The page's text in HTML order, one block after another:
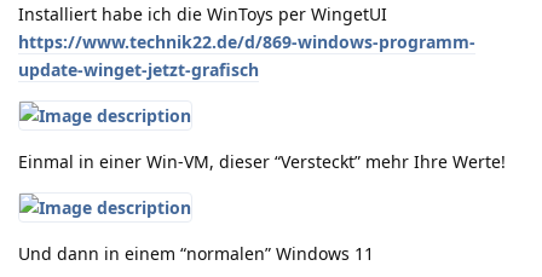
Installiert habe ich die WinToys per WingetUI
https://www.technik22.de/d/869-windows-programm-
update-winget-jetzt-grafisch
Einmal in einer Win-VM, dieser “Versteckt” mehr Ihre Werte!
Und dann in einem “normalen” Windows 11